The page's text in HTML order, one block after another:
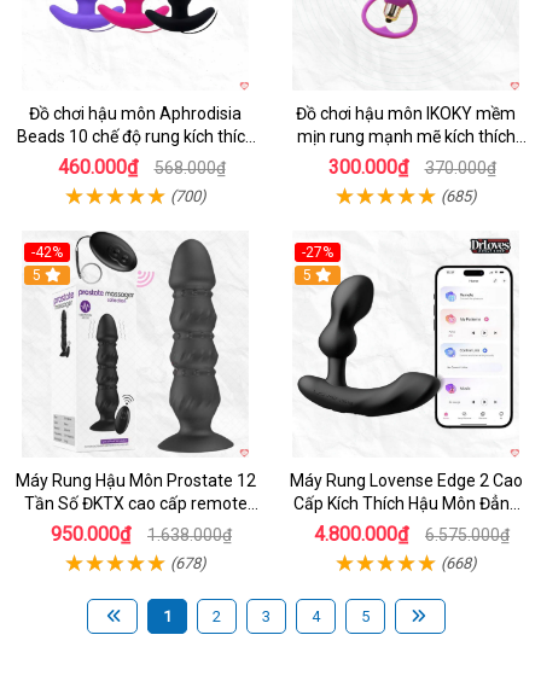
Đồ chơi hậu môn Aphrodisia
Beads 10 chế độ rung kích thích
đa dạng
460.000₫ 568.000₫
(700)
Đồ chơi hậu môn IKOKY mềm
mịn rung mạnh mẽ kích thích
sướng
300.000₫ 370.000₫
(685)
-42%
Hot
5
Máy Rung Hậu Môn Prostate 12
Tần Số ĐKTX cao cấp remote
sạc pin
950.000₫ 1.638.000₫
(678)
-27%
Hot
5
Máy Rung Lovense Edge 2 Cao
Cấp Kích Thích Hậu Môn Đẳng
Cấp
4.800.000₫ 6.575.000₫
(668)
1 2 3 4 5